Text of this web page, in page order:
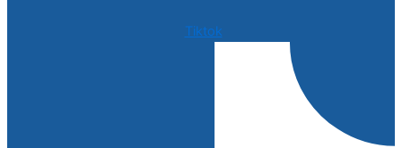
Tiktok